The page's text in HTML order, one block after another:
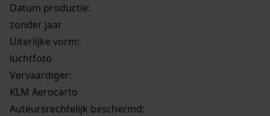
Datum productie:
zonder jaar
Uiterlijke vorm:
luchtfoto
Vervaardiger:
KLM Aerocarto
Auteursrechtelijk beschermd: